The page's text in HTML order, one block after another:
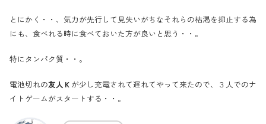
とにかく・・、気力が先行して見失いがちなそれらの枯渇を抑止する為
にも、食べれる時に食べておいた方が良いと思う・・。
特にタンパク質・・。
電池切れの友人Ｋ が少し充電されて遅れてやって来たので、３人でのナ
イトゲームがスタートする・・。